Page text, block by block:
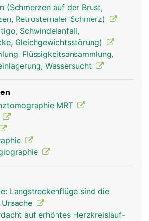
(Schmerzen auf der Brust,
Retrosternaler Schmerz)
Schwindelanfall,
Gleichgewichtsstörung)
Flüssigkeitsansammlung,
Wassersucht
MRT
Langstreckenflüge sind die
auf erhöhtes Herzkreislauf-